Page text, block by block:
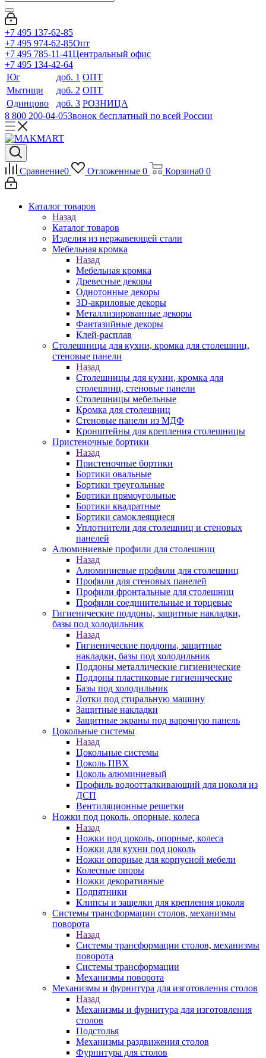
+7 495 137-62-85
+7 495 974-62-85Опт
+7 495 785-11-41Центральный офис
+7 495 134-42-64
Юг
доб. 1 ОПТ
Мытищи
доб. 2 ОПТ
Одинцово
доб. 3 РОЗНИЦА
8 800 200-04-05Звонок бесплатный по всей России
Сравнение0 Отложенные 0 Корзина0 0
Каталог товаров
Назад
Каталог товаров
Изделия из нержавеющей стали
Мебельная кромка
Назад
Мебельная кромка
Древесные декоры
Однотонные декоры
3D-акриловые декоры
Металлизированные декоры
Фантазийные декоры
Клей-расплав
Столешницы для кухни, кромка для столешниц,
стеновые панели
Назад
Столешницы для кухни, кромка для
столешниц, стеновые панели
Столешницы мебельные
Кромка для столешниц
Стеновые панели из МДФ
Кронштейны для крепления столешницы
Пристеночные бортики
Назад
Пристеночные бортики
Бортики овальные
Бортики треугольные
Бортики прямоугольные
Бортики квадратные
Бортики самоклеящиеся
Уплотнители для столешниц и стеновых
панелей
Алюминиевые профили для столешниц
Назад
Алюминиевые профили для столешниц
Профили для стеновых панелей
Профили фронтальные для столешниц
Профили соединительные и торцевые
Гигиенические поддоны, защитные накладки,
базы под холодильник
Назад
Гигиенические поддоны, защитные
накладки, базы под холодильник
Поддоны металлические гигиенические
Поддоны пластиковые гигиенические
Базы под холодильник
Лотки под стиральную машину
Защитные накладки
Защитные экраны под варочную панель
Цокольные системы
Назад
Цокольные системы
Цоколь ПВХ
Цоколь алюминиевый
Профиль водоотталкивающий для цоколя из
ДСП
Вентиляционные решетки
Ножки под цоколь, опорные, колеса
Назад
Ножки под цоколь, опорные, колеса
Ножки для кухни под цоколь
Ножки опорные для корпусной мебели
Колесные опоры
Ножки декоративные
Подпятники
Клипсы и защелки для крепления цоколя
Системы трансформации столов, механизмы
поворота
Назад
Системы трансформации столов, механизмы
поворота
Системы трансформации
Механизмы поворота
Механизмы и фурнитура для изготовления столов
Назад
Механизмы и фурнитура для изготовления
столов
Подстолья
Механизмы раздвижения столов
Фурнитура для столов